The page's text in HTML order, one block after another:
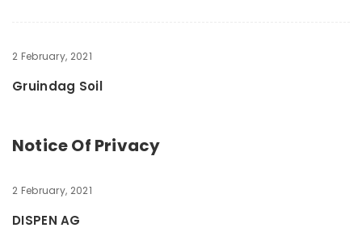
2 February, 2021
Gruindag Soil
Notice Of Privacy
2 February, 2021
DISPEN AG